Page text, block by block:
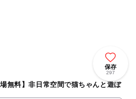
保存
297
無料】非日常空間で猫ちゃんと遊ぼ